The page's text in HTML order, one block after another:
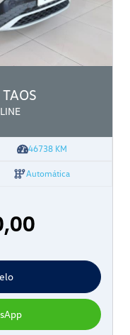
TAOS
46738KM
Automática